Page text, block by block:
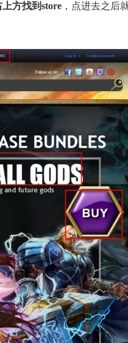
方找到store ，点进去之后